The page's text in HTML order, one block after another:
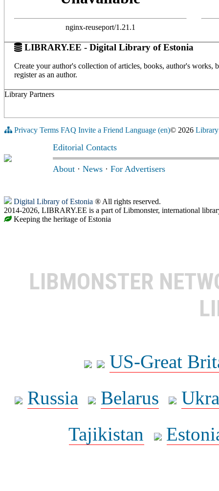
nginx-reuseport/1.21.1
LIBRARY.EE - Digital Library of Estonia
Create your author's collection of articles, books, author's
register as an author.
Library Partners
Privacy Terms FAQ Invite a Friend Language (en)© 2026
Editorial Contacts
About · News · For Advertisers
Digital Library of Estonia ® All rights reserved.
2014-2026, LIBRARY.EE is a part of Libmonster, international
Keeping the heritage of Estonia
LIBMONSTER
US-Great
Russia
Belarus
Tajikistan